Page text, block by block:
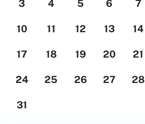
3 4 5 6 7
10 11 12 13 14
17 18 19 20 21
24 25 26 27 28
31